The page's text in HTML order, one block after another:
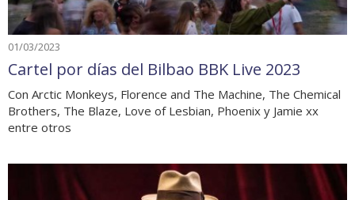
01/03/2023
Cartel por días del Bilbao BBK Live 2023
Con Arctic Monkeys, Florence and The Machine, The Chemical
Brothers, The Blaze, Love of Lesbian, Phoenix y Jamie xx
entre otros